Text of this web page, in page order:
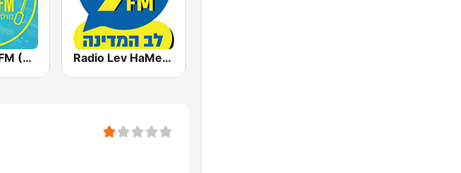
Radios 100FM (רדיוס) Radio Lev HaMedina 91 FM (לב המדינה)